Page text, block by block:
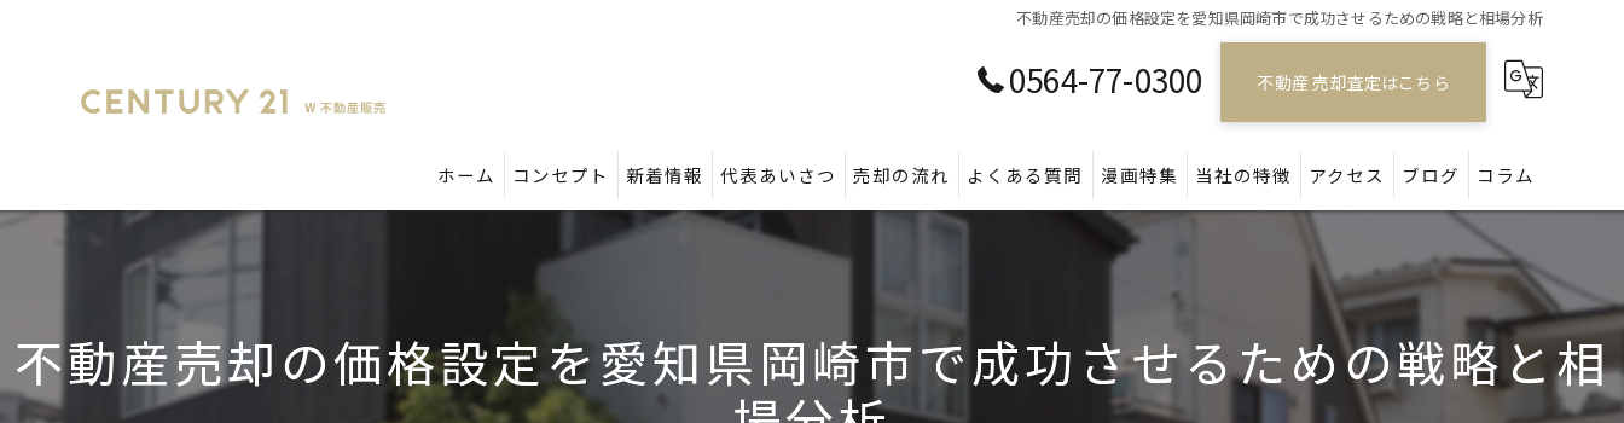
不動産売却の価格設定を愛知県岡崎市で成功させるための戦略と相場分析
0564-77-0300 不動産 売却査定はこちら
ホーム コンセプト 新着情報 代表あいさつ 売却の流れ よくある質問 漫画特集 当社の特徴
アパート
アクセス ブログ コラム
不動産売却の価格設定を愛知県岡崎市で成功させるための戦略と相